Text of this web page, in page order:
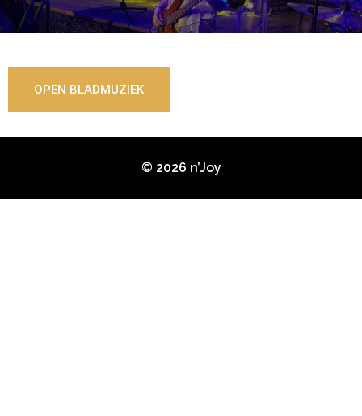
OPEN BLADMUZIEK
© 2026 n’Joy